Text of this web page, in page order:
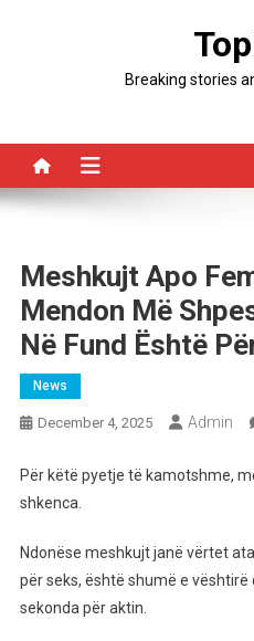
Breaking stories
Meshkujt Apo
Mendon Më
Në Fund Është
News
December 4, 2025 Admin
Për këtë pyetje të kamotshme,
shkenca.
Ndonëse meshkujt janë vërtet
për seks, është shumë e
sekonda për aktin.